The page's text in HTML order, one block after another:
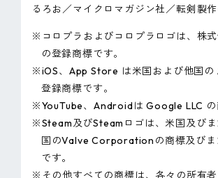
るろお／マイクロマガジン社／転剣製
※コロプラおよびコロプラロゴは、株
の登録商標です。
※iOS、App Store は米国および他国の
登録商標です。
※YouTube、Androidは Google LLC の
※Steam及びSteamロゴは、米国及びま
国のValve Corporationの商標及びま
です。
※その他すべての商標は、各々の所有